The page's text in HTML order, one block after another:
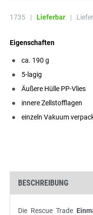
1735 | Lieferbar |
Eigenschaften
ca. 190 g
5-lagig
Äußere Hülle PP-Vlies
innere Zellstofflagen
einzeln Vakuum
BESCHREIBUNG
Die Rescue Trade